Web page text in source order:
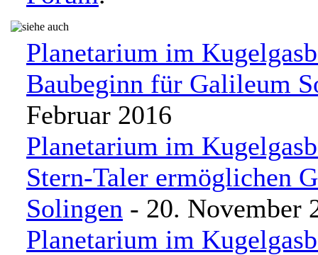
Planetarium im
Baubeginn für Galileum
Februar 2016
Planetarium im
Stern-Taler ermöglichen
Solingen - 20. November
Planetarium im